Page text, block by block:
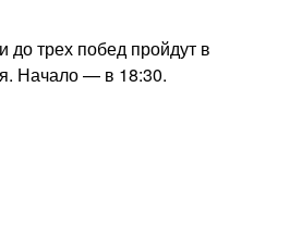
трех побед пройдут в
Начало — в 18:30.